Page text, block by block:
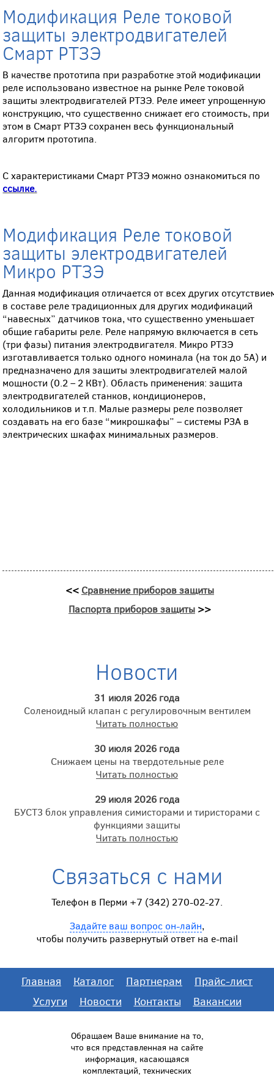
Модификация Реле токовой
защиты электродвигателей
Смарт РТЗЭ
В качестве прототипа при разработке этой модификации
реле использовано известное на рынке Реле токовой
защиты электродвигателей РТЗЭ. Реле имеет упрощенную
конструкцию, что существенно снижает его стоимость, при
этом в Смарт РТЗЭ сохранен весь функциональный
алгоритм прототипа.
С характеристиками Смарт РТЗЭ можно ознакомиться по
ссылке.
Модификация Реле токовой
защиты электродвигателей
Микро РТЗЭ
Данная модификация отличается от всех других
в составе реле традиционных для других модификаций
“навесных” датчиков тока, что существенно уменьшает
общие габариты реле. Реле напрямую включается в сеть
(три фазы) питания электродвигателя. Микро РТЗЭ
изготавливается только одного номинала (на ток до 5А) и
предназначено для защиты электродвигателей малой
мощности (0.2 – 2 КВт). Область применения: защита
электродвигателей станков, кондиционеров,
холодильников и т.п. Малые размеры реле позволяет
создавать на его базе “микрошкафы” – системы РЗА в
электрических шкафах минимальных размеров.
<< Сравнение приборов защиты
Паспорта приборов защиты>>
Новости
31 июля 2026 года
Соленоидный клапан с регулировочным вентилем
Читать полностью
30 июля 2026 года
Снижаем цены на твердотельные реле
Читать полностью
29 июля 2026 года
БУСТ3 блок управления симисторами и тиристорами с
функциями защиты
Читать полностью
Связаться с нами
Телефон в Перми +7 (342) 270-02-27.
Задайте ваш вопрос он-лайн,
чтобы получить развернутый ответ на e-mail
Главная Каталог Партнерам
Прайс-лист
Услуги
Новости Контакты Вакансии
Обращаем Ваше внимание на то,
что вся представленная на сайте
информация, касающаяся
комплектаций, технических